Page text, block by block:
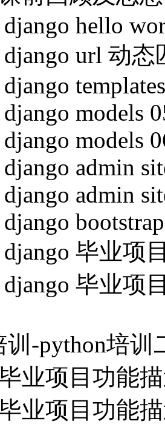
hello
url 动
models
models
admin
admin
毕业项
毕业项
-python培训
业项目功能
业项目功能